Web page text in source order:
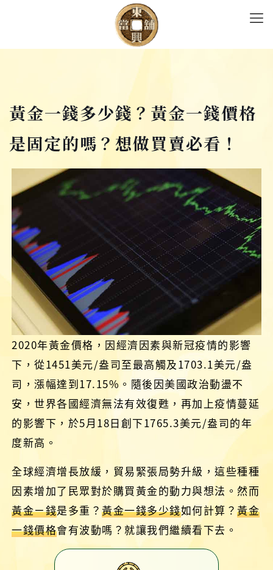
黃金一錢多少錢？黃金一錢價格
是固定的嗎？想做買賣必看！
2020年黃金價格，因經濟因素與新冠疫情的影響
下，從1451美元/盎司至最高觸及1703.1美元/盎
司，漲幅達到17.15%。隨後因美國政治動盪不
安，世界各國經濟無法有效復甦，再加上疫情蔓延
的影響下，於5月18日創下1765.3美元/盎司的年
度新高。
全球經濟增長放緩，貿易緊張局勢升級，這些種種
因素增加了民眾對於購買黃金的動力與想法。然而
黃金ㄧ錢是多重？黃金一錢多少錢如何計算？黃金
一錢價格會有波動嗎？就讓我們繼續看下去。